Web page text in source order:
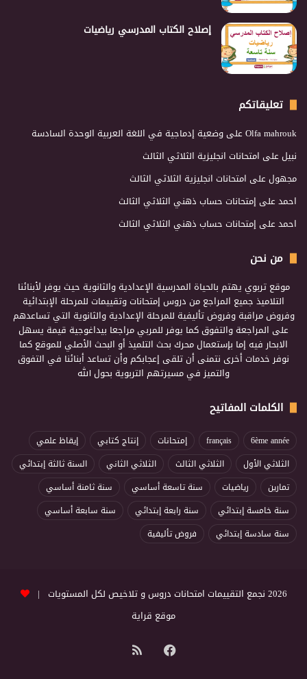
إصلاح الكتاب المدرسي رياضيات
تعليقاتكم
Olfa mahroukعلى وضعية إدماجية في اللغة العربية الوحدة السادسة
نبيلعلى امتحانات انجليزية الثلاثي الثالث
مجهولعلى امتحانات انجليزية الثلاثي الثالث
احمدعلى إمتحانات حساب ذهني الثلاثي الثالث
احمدعلى إمتحانات حساب ذهني الثلاثي الثالث
من نحن
موقع تربوي يهتم بالحياة المدرسية الإعدادية والثانوية حيث يوفر لأبنائنا
التلاميذ جميع المراجع من دروس إمتحانات وتقييمات للمرحلة الإبتدائية
وفروض مراقبة وفروض تأليفية للمرحلة الإعدادية والثانوية التي تساعدهم
على المراجعة والتفوق كما يوفر للمربي مراجعا بيداغوجية قيمة يسهل
الابحار فيه إما بإستعمال محرك بحث التلميذ أو البحث الأصلي للموقع كما
نوفر خدمات أخرى نتمنى أن تلقى إعجابكم وأن تساعد أبنائنا في التفوق
والتميز في مسيرتهم التربوية بحول الله
الكلمات المفاتيح
6ème année
français إمتحانات إنتاج كتابي
إيقاظ علمي
الثلاثي الأول
الثلاثي الثالث الثلاثي الثاني
السنة ثالثة إبتدائي
تمارين
رياضيات سنة تاسعة أساسي
سنة ثامنة أساسي
سنة خامسة إبتدائي
سنة رابعة إبتدائي
سنة سابعة أساسي
سنة سادسة إبتدائي
فروض تأليفية
2026 نجمع التقييمات امتحانات دروس و تلاخيص لكل المستويات |
موقع قراية
فيسبوك